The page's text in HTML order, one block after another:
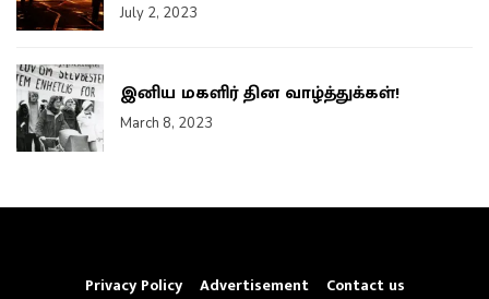
July 2, 2023
இனிய மகளிர் தின வாழ்த்துக்கள்!
March 8, 2023
Privacy Policy Advertisement Contact us